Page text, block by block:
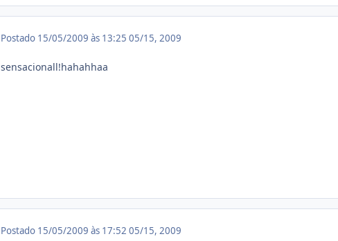
Postado 15/05/2009 às 13:25 05/15, 2009
sensacionall!hahahhaa
Postado 15/05/2009 às 17:52 05/15, 2009